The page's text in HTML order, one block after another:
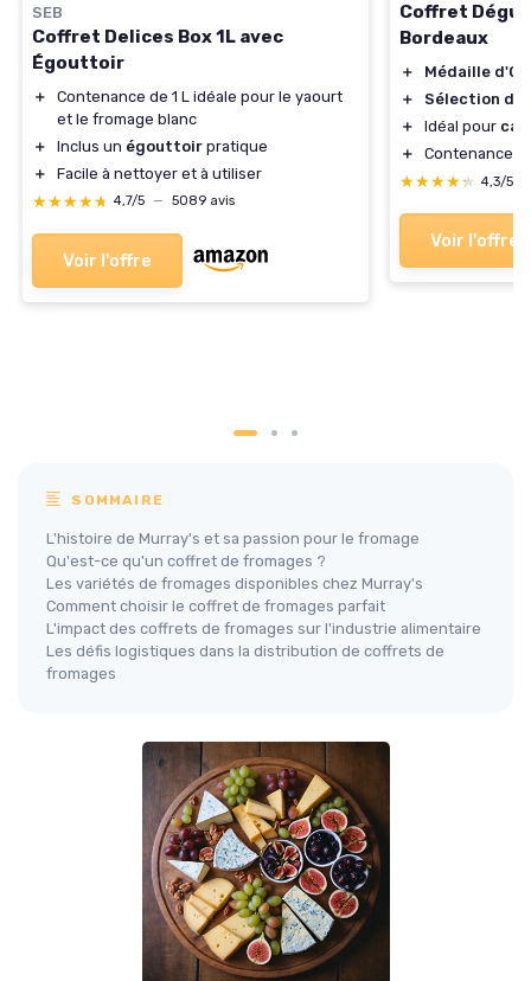
SEB
Coffret Delices Box 1L avec
Égouttoir
＋
Contenance de 1 L idéale pour le yaourt
et le fromage blanc
＋
Inclus un égouttoir pratique
＋
Facile à nettoyer et à utiliser
★★★★★
★★★★★ 4,7/5 — 5089 avis
Voir l'offre
Coffret
Bordeaux
＋
Médaille d'Or
＋
Sélection de
＋
Idéal pour
＋
Contenance
★★★★★
★★★★★ 4,3/5
Voir l'offre
SOMMAIRE
L'histoire de Murray's et sa passion pour le fromage
Qu'est-ce qu'un coffret de fromages ?
Les variétés de fromages disponibles chez Murray's
Comment choisir le coffret de fromages parfait
L'impact des coffrets de fromages sur l'industrie alimentaire
Les défis logistiques dans la distribution de coffrets de
fromages